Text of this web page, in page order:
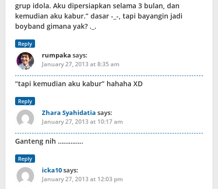
grup idola. Aku dipersiapkan selama 3 bulan, dan
kemudian aku kabur.” dasar -_-, tapi bayangin jadi
boyband gimana yak? ._.
Reply
rumpaka says:
January 27, 2013 at 8:35 am
“tapi kemudian aku kabur” hahaha XD
Reply
Zhara Syahidatia says:
January 27, 2013 at 10:17 am
Ganteng nih …………..
Reply
icka10says:
January 27, 2013 at 12:03 pm